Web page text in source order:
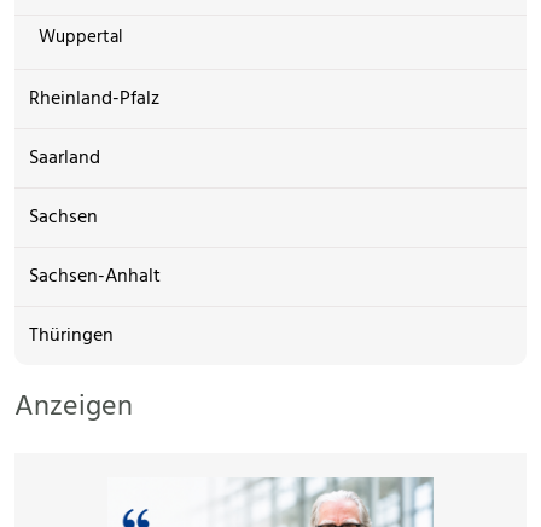
Wuppertal
Rheinland-Pfalz
Saarland
Sachsen
Sachsen-Anhalt
Thüringen
Anzeigen